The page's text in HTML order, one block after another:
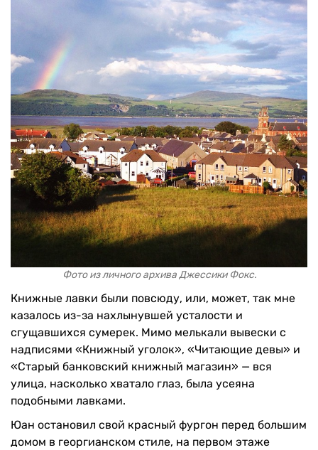
Фото из личного архива Джессики Фокс.
Книжные лавки были повсюду, или, может, так мне
казалось из-за нахлынувшей усталости и
сгущавшихся сумерек. Мимо мелькали вывески с
надписями «Книжный уголок», «Читающие девы» и
«Старый банковский книжный магазин» — вся
улица, насколько хватало глаз, была усеяна
подобными лавками.
Юан остановил свой красный фургон перед большим
домом в георгианском стиле, на первом этаже